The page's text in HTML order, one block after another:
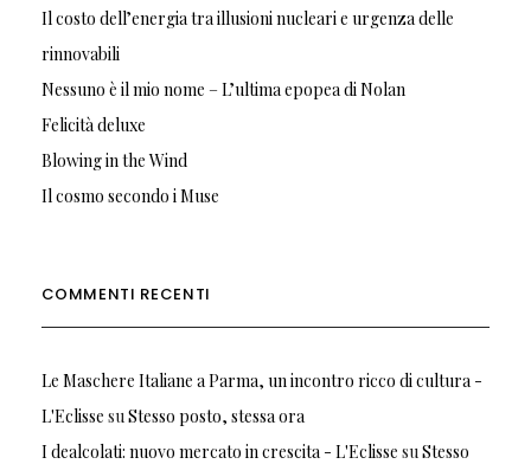
Il costo dell’energia tra illusioni nucleari e urgenza delle
rinnovabili
Nessuno è il mio nome – L’ultima epopea di Nolan
Felicità deluxe
Blowing in the Wind
Il cosmo secondo i Muse
COMMENTI RECENTI
Le Maschere Italiane a Parma, un incontro ricco di cultura -
L'Eclisse suStesso posto, stessa ora
I dealcolati: nuovo mercato in crescita - L'Eclisse suStesso